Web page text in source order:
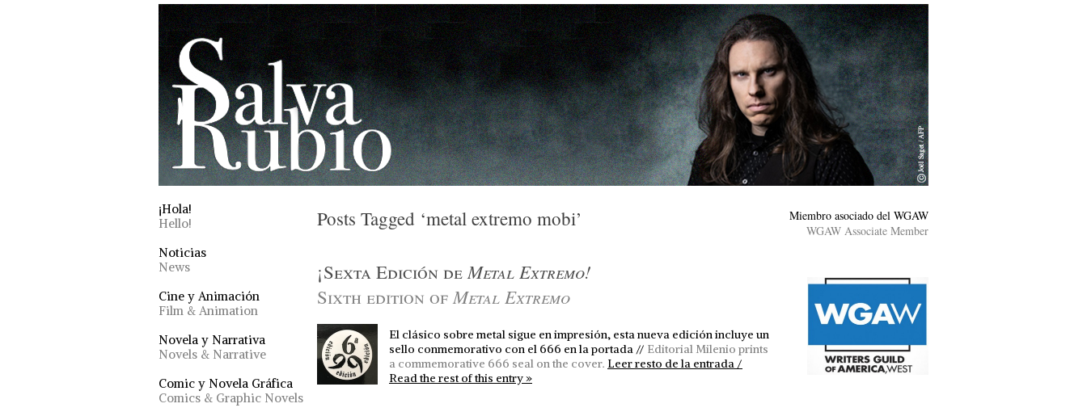
¡Hola!
Hello!
Noticias
News
Cine y Animación
Film & Animation
Novela y Narrativa
Novels & Narrative
Comic y Novela Gráfica
Comics & Graphic Novels
Posts Tagged ‘metal extremo mobi’
¡Sexta Edición deMetal Extremo!
Sixth edition of Metal Extremo
El clásico sobre metal sigue en impresión, esta nueva edición incluye un
sello conmemorativo con el 666 en la portada // Editorial Milenio prints
a commemorative 666 seal on the cover. Leer resto de la entrada /
Read the rest of this entry »
Miembro asociado del WGAW
WGAW Associate Member